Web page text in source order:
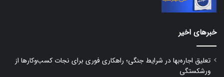
خبرهای اخیر
تعلیق اجاره‌بها در شرایط جنگی؛ راهکاری فوری برای نجات کسب‌وکارها از
ورشکستگی